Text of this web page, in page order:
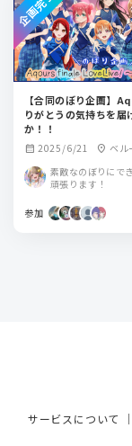
【合同のぼり企画】
りがとうの気持ちを届
か！！
calendar_month 2025/6/21 location_on ベル
素敵なのぼりにで
頑張ります！
参加
サービスについて ｜